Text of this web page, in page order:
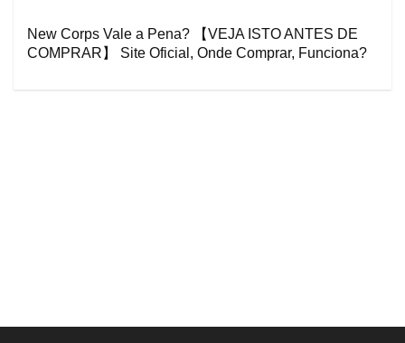
New Corps Vale a Pena? 【VEJA ISTO ANTES DE
COMPRAR】 Site Oficial, Onde Comprar, Funciona?